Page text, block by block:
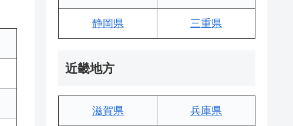
静岡県 三重県
近畿地方
滋賀県 兵庫県